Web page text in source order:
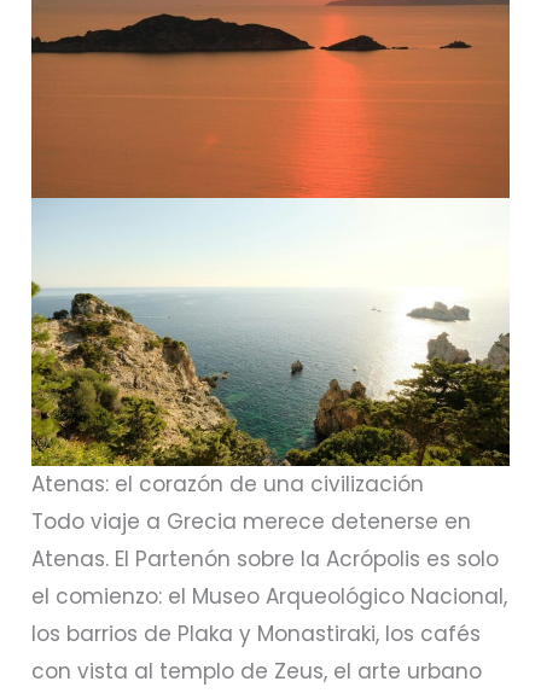
Atenas: el corazón de una civilización
Todo viaje a Grecia merece detenerse en
Atenas. El Partenón sobre la Acrópolis es solo
el comienzo: el Museo Arqueológico Nacional,
los barrios de Plaka y Monastiraki, los cafés
con vista al templo de Zeus, el arte urbano